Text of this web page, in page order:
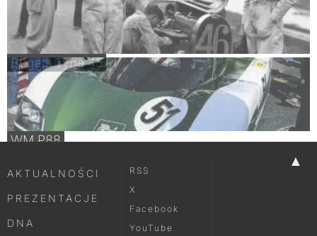
Bugatti Type 45
WM P88
▲
AKTUALNOŚCI
PREZENTACJE
DNA
RSS
X
Facebook
YouTube